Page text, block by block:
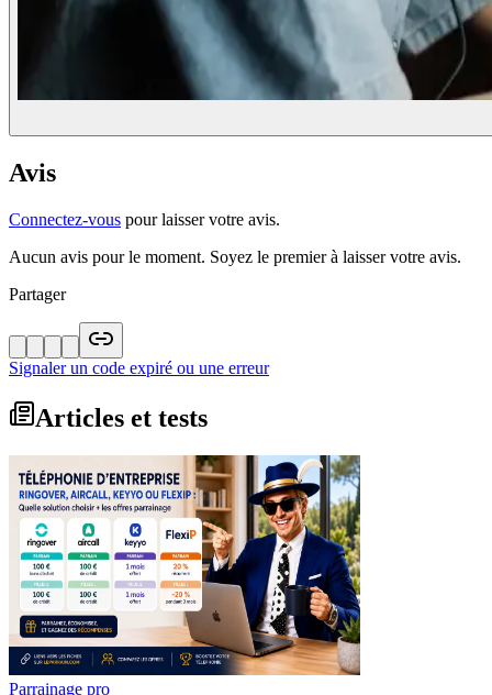
Avis
Connectez-vous pour laisser votre avis.
Aucun avis pour le moment. Soyez le premier à laisser votre avis.
Partager
Signaler un code expiré ou une erreur
Articles et tests
Parrainage pro